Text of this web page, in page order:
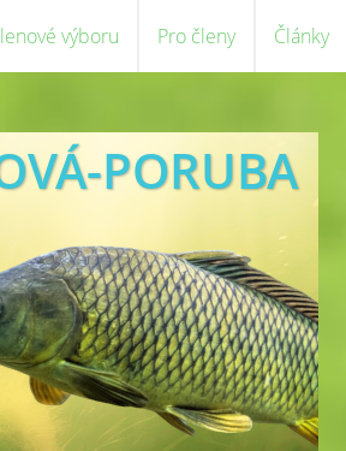
výboru Pro členy Články
PORUBA